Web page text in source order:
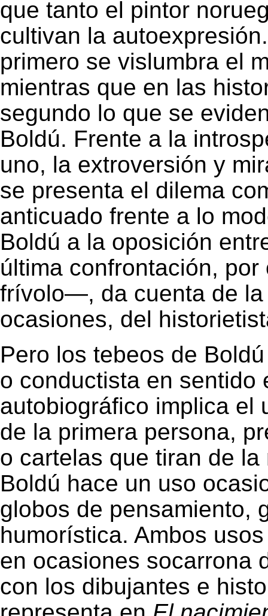
que tanto el pintor
cultivan la
primero se vislumbra el
mientras que en las
segundo lo que se
Boldú. Frente a la
uno, la extroversión y
se presenta el dilema
anticuado frente a lo
Boldú a la oposición
última confrontación,
frívolo―, da cuenta de
ocasiones, del
Pero los tebeos de
o conductista en sentido
autobiográfico implica el
de la primera persona,
o cartelas que tiran de
Boldú hace un uso
globos de pensamiento,
humorística. Ambos
en ocasiones socarrona
con los dibujantes e